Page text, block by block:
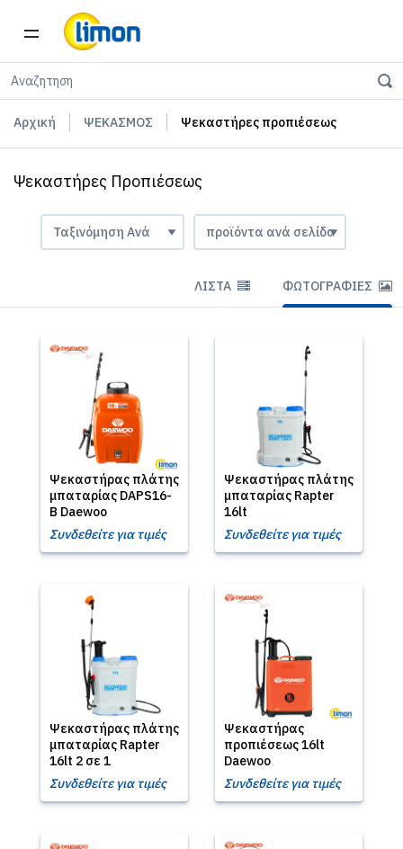
Αρχική ΨΕΚΑΣΜΟΣ Ψεκαστήρες προπιέσεως
Ψεκαστήρες Προπιέσεως
ΛΊΣΤΑ ΦΩΤΟΓΡΑΦΊΕΣ
Ψεκαστήρας πλάτης
μπαταρίας DAPS16-
B Daewoo
Συνδεθείτε για τιμές
Ψεκαστήρας πλάτης
μπαταρίας Rapter
16lt
Συνδεθείτε για τιμές
Ψεκαστήρας πλάτης
μπαταρίας Rapter
16lt 2 σε 1
Συνδεθείτε για τιμές
Ψεκαστήρας
προπιέσεως 16lt
Daewoo
Συνδεθείτε για τιμές